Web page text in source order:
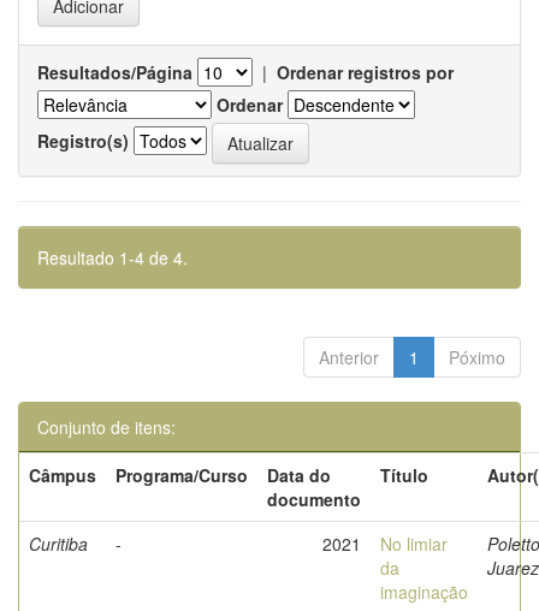
Resultados/Página | Ordenar registros por
Ordenar
Registro(s)
Resultado 1-4 de 4.
Anterior 1 Póximo
Conjunto de itens:
Câmpus
Programa/Curso
Data do
documento
Título
Curitiba - 2021
No limiar
da
imaginação
Juarez